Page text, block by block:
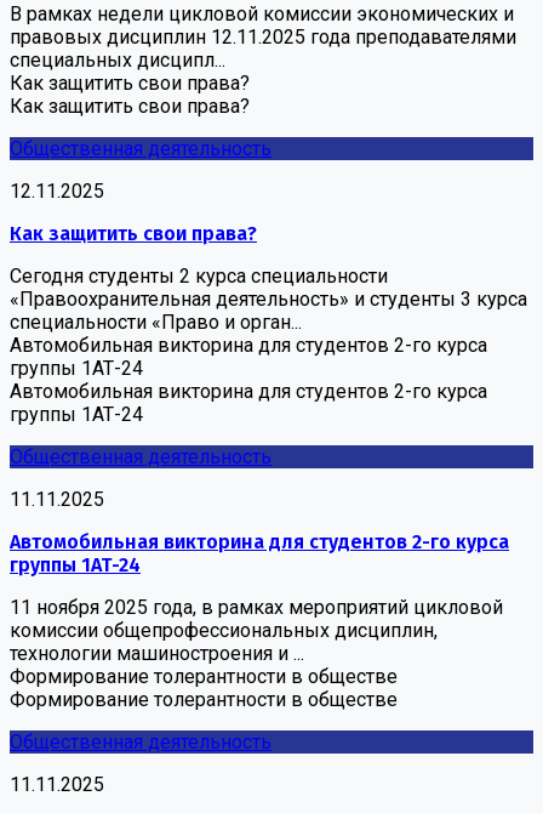
В рамках недели цикловой комиссии экономических и
правовых дисциплин 12.11.2025 года преподавателями
специальных дисципл...
Как защитить свои права?
Как защитить свои права?
Общественная деятельность
12.11.2025
Как защитить свои права?
Сегодня студенты 2 курса специальности
«Правоохранительная деятельность» и студенты 3 курса
специальности «Право и орган...
Автомобильная викторина для студентов 2-го курса
группы 1АТ-24
Автомобильная викторина для студентов 2-го курса
группы 1АТ-24
Общественная деятельность
11.11.2025
Автомобильная викторина для студентов 2-го курса
группы 1АТ-24
11 ноября 2025 года, в рамках мероприятий цикловой
комиссии общепрофессиональных дисциплин,
технологии машиностроения и ...
Формирование толерантности в обществе
Формирование толерантности в обществе
Общественная деятельность
11.11.2025